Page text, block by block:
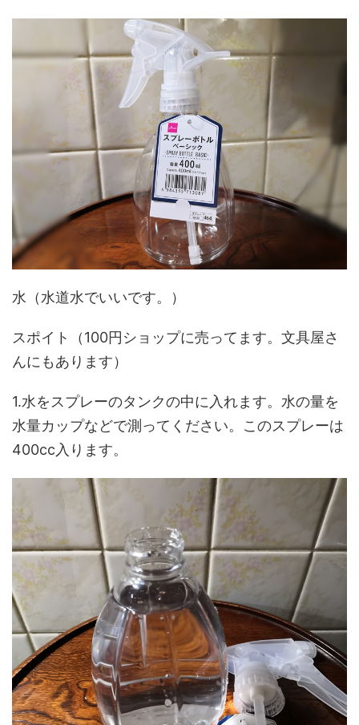
水（水道水でいいです。）
スポイト（100円ショップに売ってます。文具屋さ
んにもあります）
1.水をスプレーのタンクの中に入れます。水の量を
水量カップなどで測ってください。このスプレーは
400cc入ります。